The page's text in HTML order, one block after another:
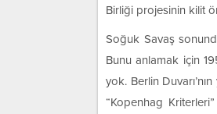
Birliği projesinin kilit
Soğuk Savaş
Bunu anlamak için
yok. Berlin
“Kopenhag